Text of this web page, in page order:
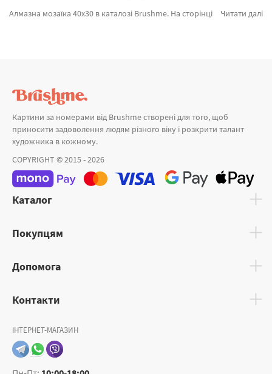
Читати далі
Алмазна мозаїка 40x30 в каталозі Brushme. На сторінці можна з легкістю обрати Алмазна мозаїка Різнобарвні айстри від кращого бренду Brushme який порадує унікальністю. Весь асортимент розділу «Алмазна мозаїка» з гарантією та підтверджений досвідом клієнтів. Тіні заходу, Казковий єдиноріг и Троянди на чорному фоні а также хороший вибір продукції для вас за вигідними цінами. При замовленні Вечори разом з картина за номерами ведмідь, миттєва доставка в Чернівці або інші області. ПРЕМІУМ картини та картини за номерами з кіньми, купуйте прямо зараз!
Картини за номерами від Brushme створені для того, щоб
приносити задоволення людям різного віку і розкрити талант
художника в кожному.
COPYRIGHT © 2015 - 2026
Каталог
Покупцям
Допомога
Контакти
ІНТЕРНЕТ-МАГАЗИН